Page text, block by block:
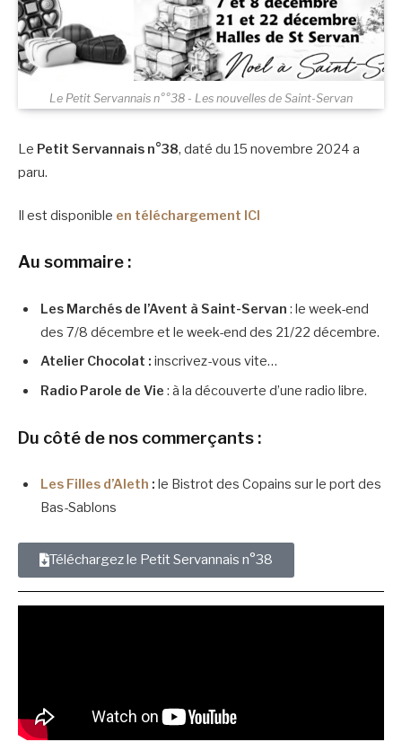
Le Petit Servannais n°°38 - Les nouvelles de Saint-Servan
Le Petit Servannais n°38, daté du 15 novembre 2024 a
paru.
Il est disponible en téléchargement ICI
Au sommaire :
Les Marchés de l’Avent à Saint-Servan : le week-end
des 7/8 décembre et le week-end des 21/22 décembre.
Atelier Chocolat : inscrivez-vous vite…
Radio Parole de Vie : à la découverte d’une radio libre.
Du côté de nos commerçants :
Les Filles d’Aleth : le Bistrot des Copains sur le port des
Bas-Sablons
Téléchargez le Petit Servannais n°38